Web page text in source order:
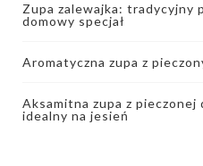
Zupa zalewajka: tradycyjny
domowy specjał
Aromatyczna zupa z
Aksamitna zupa z pieczonej
idealny na jesień